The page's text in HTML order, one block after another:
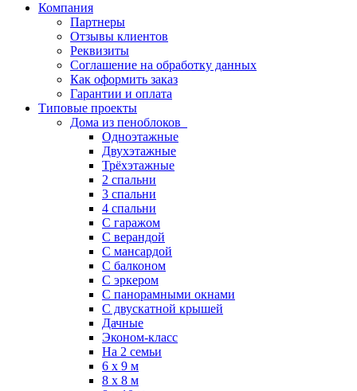
Компания
Партнеры
Отзывы клиентов
Реквизиты
Соглашение на обработку данных
Как оформить заказ
Гарантии и оплата
Типовые проекты
Дома из пеноблоков
Одноэтажные
Двухэтажные
Трёхэтажные
2 спальни
3 спальни
4 спальни
С гаражом
С верандой
С мансардой
С балконом
C эркером
С панорамными окнами
С двускатной крышей
Дачные
Эконом-класс
На 2 семьи
6 x 9 м
8 x 8 м